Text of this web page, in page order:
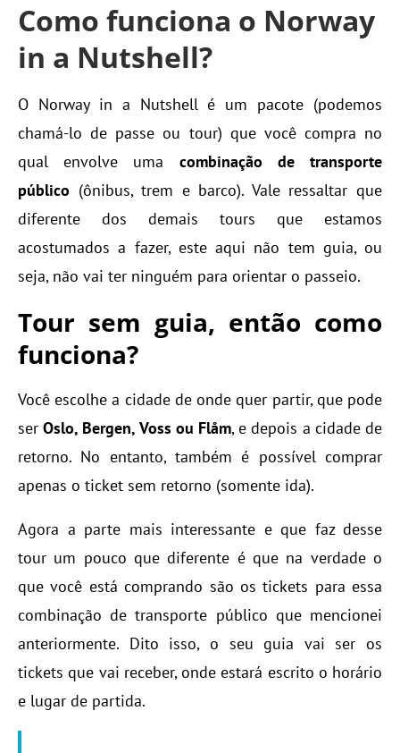
Como funciona o Norway
in a Nutshell?
O Norway in a Nutshell é um pacote (podemos
chamá-lo de passe ou tour) que você compra no
qual envolve uma combinação de transporte
público (ônibus, trem e barco). Vale ressaltar que
diferente dos demais tours que estamos
acostumados a fazer, este aqui não tem guia, ou
seja, não vai ter ninguém para orientar o passeio.
Tour sem guia, então como
funciona?
Você escolhe a cidade de onde quer partir, que pode
serOslo, Bergen, Voss ou Flåm, e depois a cidade de
retorno. No entanto, também é possível comprar
apenas o ticket sem retorno (somente ida).
Agora a parte mais interessante e que faz desse
tour um pouco que diferente é que na verdade o
que você está comprando são os tickets para essa
combinação de transporte público que mencionei
anteriormente. Dito isso, o seu guia vai ser os
tickets que vai receber, onde estará escrito o horário
e lugar de partida.